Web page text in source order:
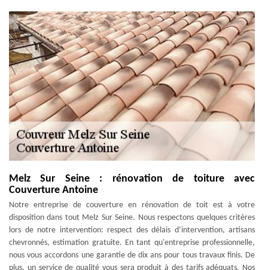
Melz Sur Seine : rénovation de toiture avec
Couverture Antoine
Notre entreprise de couverture en rénovation de toit est à votre
disposition dans tout Melz Sur Seine. Nous respectons quelques critères
lors de notre intervention: respect des délais d’intervention, artisans
chevronnés, estimation gratuite. En tant qu'entreprise professionnelle,
nous vous accordons une garantie de dix ans pour tous travaux finis. De
plus, un service de qualité vous sera produit à des tarifs adéquats. Nos